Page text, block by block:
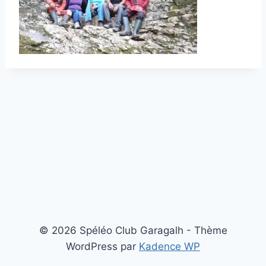
© 2026 Spéléo Club Garagalh - Thème
WordPress par Kadence WP